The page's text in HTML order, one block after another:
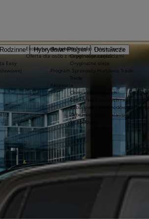
Rodzinne Hybrydowe Plug-in
Dostawcze
Ekobonus dla hybryd Toyoty
Oferta dla osób z niepełnosprawnościami
Oryginalne części i oleje Toyoty
Oryginalne części
Oryginalne oleje
Program Sprzedaży Hurtowej Trade
Trade
Akcesoria
Cennik opon letnich
Cennik kół zimowych
Zabudowy samochodów
Zabezpieczenia i alarmy
Sklep Toyoty
Easy